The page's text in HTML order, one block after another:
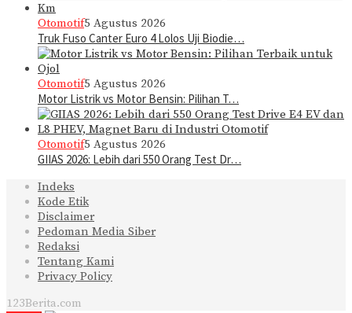
Otomotif5 Agustus 2026
Truk Fuso Canter Euro 4 Lolos Uji Biodie…
Otomotif5 Agustus 2026
Motor Listrik vs Motor Bensin: Pilihan T…
Otomotif5 Agustus 2026
GIIAS 2026: Lebih dari 550 Orang Test Dr…
Indeks
Kode Etik
Disclaimer
Pedoman Media Siber
Redaksi
Tentang Kami
Privacy Policy
123Berita.com